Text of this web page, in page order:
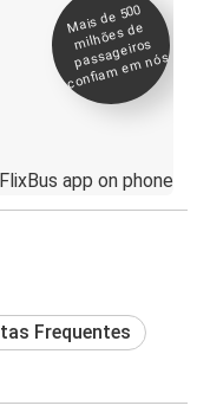
Mais de 500
milhões de
passageiros
confia
m e
m nós
Frequentes